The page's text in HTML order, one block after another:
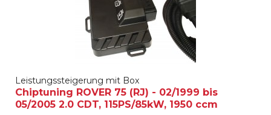
Leistungssteigerung mit Box
Chiptuning ROVER 75 (RJ) - 02/1999 bis
05/2005 2.0 CDT, 115PS/85kW, 1950 ccm